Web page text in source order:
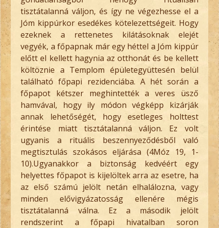
tisztátalanná váljon, és így ne végezhesse el a
Jóm kippúrkor esedékes kötelezettségeit. Hogy
ezeknek a rettenetes kilátásoknak elejét
vegyék, a főpapnak már egy héttel a Jóm kippúr
előtt el kellett hagynia az otthonát és be kellett
költöznie a Templom épületegyüttesén belül
található főpapi rezidenciába. A hét során a
főpapot kétszer meghintették a veres üsző
hamvával, hogy ily módon végképp kizárják
annak lehetőségét, hogy esetleges holttest
érintése miatt tisztátalanná váljon. Ez volt
ugyanis a rituális beszennyeződésből való
megtisztulás szokásos eljárása (4Móz 19, 1-
10).Ugyanakkor a biztonság kedvéért egy
helyettes főpapot is kijelöltek arra az esetre, ha
az első számú jelölt netán elhalálozna, vagy
minden elővigyázatosság ellenére mégis
tisztátalanná válna. Ez a második jelölt
rendszerint a főpapi hivatalban soron